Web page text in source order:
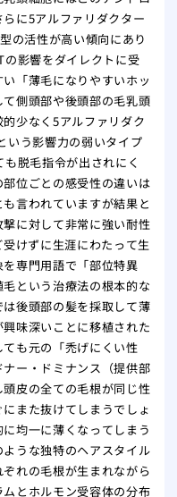
に5アルファリダクター
の活性が高い傾向にあり
影響をダイレクトに受
「薄毛になりやすいホッ
側頭部や後頭部の毛乳頭
少なく5アルファリダク
いう影響力の弱いタイプ
脱毛指令が出されにく
位ごとの感受性の違いは
言われていますが結果と
に対して非常に強い耐性
けずに生涯にわたって生
専門用語で「部位特異
という治療法の根本的な
後頭部の髪を採取して薄
味深いことに移植された
も元の「禿げにくい性
ー・ドミナンス（提供部
皮の全ての毛根が同じ性
また抜けてしまうでしょ
均一に薄くなってしまう
うな独特のヘアスタイル
れの毛根が生まれながら
とホルモン受容体の分布